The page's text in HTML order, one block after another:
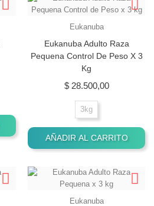
Eukanuba
Eukanuba Adulto Raza
Pequena Control De Peso X 3
Kg
$ 28.500,00Precio
3kg
AÑADIR AL CARRITO
Eukanuba